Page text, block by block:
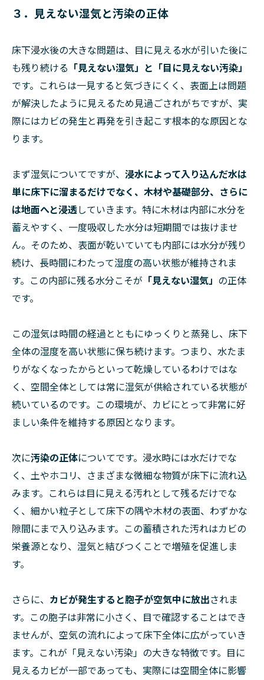
３．見えない湿気と汚染の正体
床下浸水後の大きな問題は、目に見える水が引いた後に
も残り続ける 「見えない湿気」と「目に見えない汚染」
です。これらは一見すると気づきにくく、表面上は問題
が解決したように見えるため見過ごされがちですが、実
際にはカビの発生と再発を引き起こす根本的な原因とな
ります。
まず湿気についてですが、 浸水によって入り込んだ水は
単に床下に溜まるだけでなく、木材や基礎部分、さらに
は地面へと浸透していきます。特に木材は内部に水分を
蓄えやすく、一度吸収した水分は短期間では抜けませ
ん。そのため、表面が乾いていても内部には水分が残り
続け、長時間にわたって湿度の高い状態が維持されま
す。この内部に残る水分こそが 「見えない湿気」 の正体
です。
この湿気は時間の経過とともにゆっくりと蒸発し、床下
全体の湿度を高い状態に保ち続けます。つまり、水たま
りがなくなったからといって乾燥しているわけではな
く、空間全体としては常に湿気が供給されている状態が
続いているのです。この環境が、カビにとって非常に好
ましい条件を維持する原因となります。
次に汚染の正体についてです。浸水時には水だけでな
く、土やホコリ、さまざまな微細な物質が床下に流れ込
みます。これらは目に見える汚れとして残るだけでな
く、細かい粒子として床下の隅や木材の表面、わずかな
隙間にまで入り込みます。この蓄積された汚れはカビの
栄養源となり、湿気と結びつくことで増殖を促進しま
す。
さらに、 カビが発生すると胞子が空気中に放出されま
す。この胞子は非常に小さく、目で確認することはでき
ませんが、空気の流れによって床下全体に広がっていき
ます。これが「見えない汚染」の大きな特徴です。目に
見えるカビが一部であっても、実際には空間全体に影響